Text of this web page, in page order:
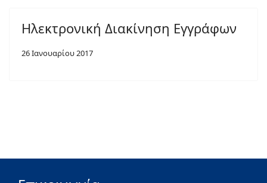
Hλεκτρονική Διακίνηση Εγγράφων
26 Ιανουαρίου 2017